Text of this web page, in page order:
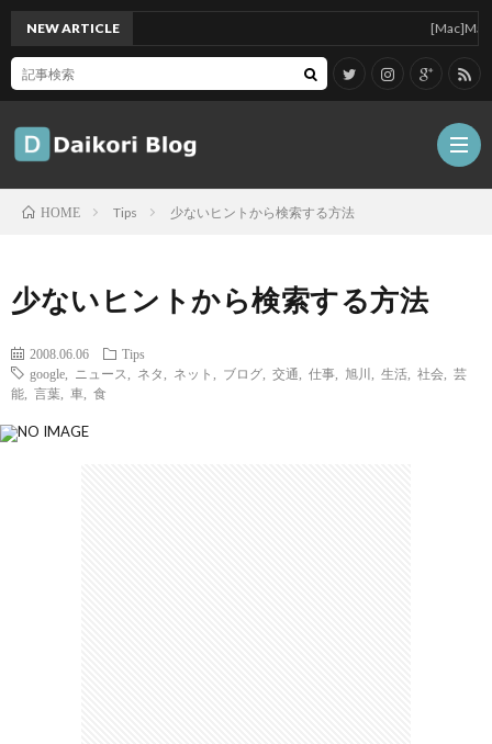
ガ
NEW ARTICLE [Mac]Mac mini
HOME Tips 少ないヒントから検索する方法
少ないヒントから検索する方法
2008.06.06
Tips
google
ニュース ネタ ネット ブログ 交通 仕事 旭川 生活 社会
芸
能
言葉 車 食